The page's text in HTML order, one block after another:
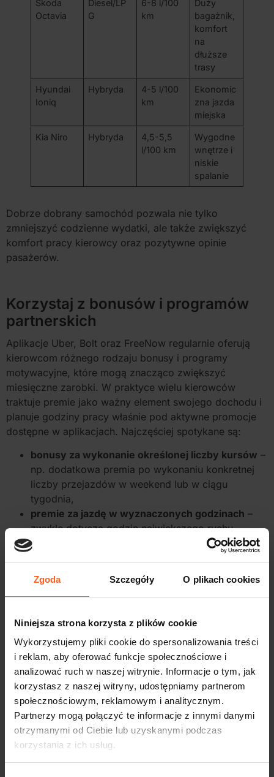
Zgoda Szczegóły O plikach cookies
Niniejsza strona korzysta z plików cookie
Wykorzystujemy pliki cookie do spersonalizowania treści
i reklam, aby oferować funkcje społecznościowe i
analizować ruch w naszej witrynie. Informacje o tym, jak
korzystasz z naszej witryny, udostępniamy partnerom
społecznościowym, reklamowym i analitycznym.
Partnerzy mogą połączyć te informacje z innymi danymi
otrzymanymi od Ciebie lub uzyskanymi podczas
korzystania z ich usług.
Skoda
Octavia
Diesel/LP
G
6-8 l/100
km
Duży
bagażnik,
komfort
na
dłuższe
trasy
Hyundai
Ioniq
Hybryda
4-5 l/100
km
Ekonomic
zna jazda
miejska
Kia Niro Hybryda
4,5-5,5
l/100 km
Wygodne
wnętrze i
niskie
spalanie
Dobrze dobrany samochód pozwala nie tylko
zmniejszyć codzienne wydatki, ale także zwiększyć
komfort pracy kierowcy oraz pozytywne opinie
pasażerów.
Korzystaj z bonusów i programów
partnerskich
Aplikacje Uber, Bolt oraz FreeNow regularnie oferują
kierowcom różnego rodzaju bonusy i programy
motywacyjne, które mogą znacząco zwiększyć
miesięczne zarobki. W praktyce wielu kierowców
traktuje premie jako ważny element swojego dochodu i
planuje godziny pracy właśnie pod aktywne promocje
dostępne w aplikacjach. Najczęściej spotykane są:
bonusy za wykonanie określonej liczby kursów –
np. dodatkowa premia po wykonaniu konkretnej
liczby przejazdów w weekend lub w ciągu
tygodnia,
premie za jazdę w wyznaczonych godzinach –
zwykle dotyczą godzin największego ruchu,
wieczorów lub weekendów,
kursów w momentach dużego zapotrzebowania,
strefy bonusowe
– dodatkowe wynagrodzenie za
miasta,
programy poleceń kierowców
zaproszenie nowej osoby do pracy,
czasowe akcje promocyjnezwiązane z
wydarzeniami, świętami lub zwiększonym ruchem
w mieście.
Regularne monitorowanie zakładki z promocjami w
aplikacjach pozwala lepiej planować pracę i
wykorzystywać okresy, w których można osiągnąć